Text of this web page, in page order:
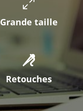
Grande taille
Retouches